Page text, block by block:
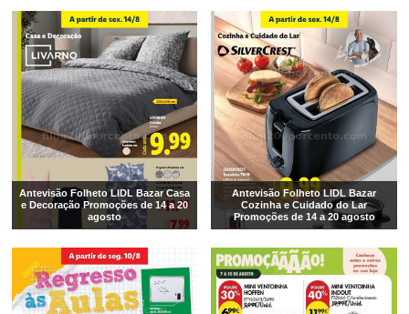
Antevisão Folheto LIDL Bazar Casa
e Decoração Promoções de 14 a 20
agosto
Antevisão Folheto LIDL Bazar
Cozinha e Cuidado do Lar
Promoções de 14 a 20 agosto